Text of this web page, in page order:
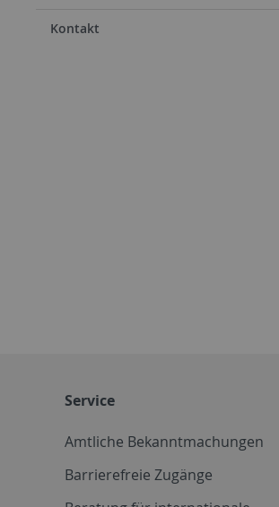
Kontakt
Service
Amtliche Bekanntmachungen
Barrierefreie Zugänge